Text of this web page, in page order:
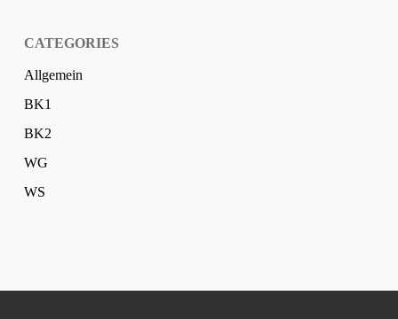
CATEGORIES
Allgemein
BK1
BK2
WG
WS